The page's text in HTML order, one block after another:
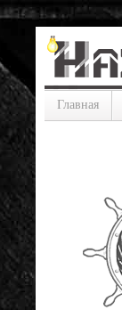
Главная